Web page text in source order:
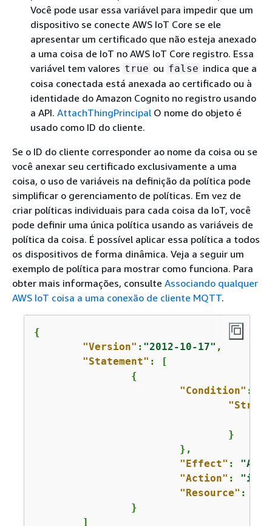
Você pode usar essa variável para impedir que um
dispositivo se conecte AWS IoT Core se ele
apresentar um certificado que não esteja anexado
a uma coisa de IoT no AWS IoT Core registro. Essa
variável tem valores true ou false indica que a
coisa conectada está anexada ao certificado ou à
identidade do Amazon Cognito no registro usando
a API. AttachThingPrincipal O nome do objeto é
usado como ID do cliente.
Se o ID do cliente corresponder ao nome da coisa ou se
você anexar seu certificado exclusivamente a uma
coisa, o uso de variáveis na definição da política pode
simplificar o gerenciamento de políticas. Em vez de
criar políticas individuais para cada coisa da IoT, você
pode definir uma única política usando as variáveis de
política da coisa. É possível aplicar essa política a todos
os dispositivos de forma dinâmica. Veja a seguir um
exemplo de política para mostrar como funciona. Para
obter mais informações, consulte Associando qualquer
AWS IoT coisa a uma conexão de cliente MQTT.
{
"Version" : "2012-10-17" ,
"Statement" : [
{
"Condition" :
"Effect" :
"Action" :
"Resource" :